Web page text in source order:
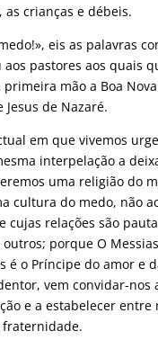
as crianças e débeis.
eis as palavras
pastores aos quais
mão a Boa
de Nazaré.
em que vivemos
interpelação a
uma religião do
cultura do medo, não
cujas relações são
porque O
é o Príncipe do amor e
vem convidar-nos
e a estabelecer entre